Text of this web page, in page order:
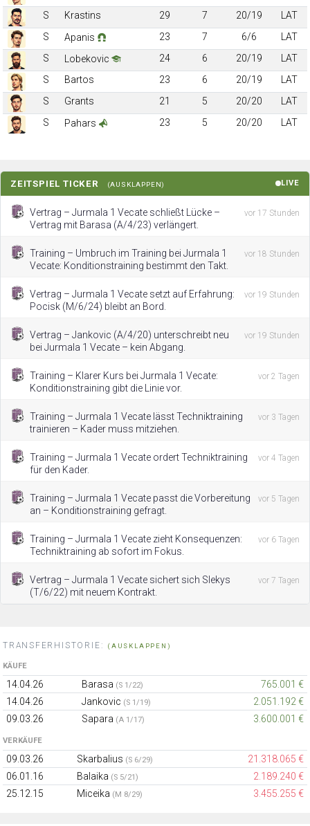
S
Krastins 29 7 20/19
LAT
S
Apanis 23 7 6/6
LAT
S
Lobekovic 24 6 20/19
LAT
S
Bartos 23 6 20/19
LAT
S
Grants 21 5 20/20
LAT
S
Pahars 23 5 20/20 LAT
ZEITSPIEL TICKER (AUSKLAPPEN) LIVE
Vertrag – Jurmala 1 Vecate schließt Lücke –
Vertrag mit Barasa (A/4/23) verlängert.
vor 17 Stunden
Training – Umbruch im Training bei Jurmala 1
Vecate: Konditionstraining bestimmt den Takt.
vor 18 Stunden
Vertrag – Jurmala 1 Vecate setzt auf Erfahrung:
Pocisk (M/6/24) bleibt an Bord.
vor 19 Stunden
Vertrag – Jankovic (A/4/20) unterschreibt neu
bei Jurmala 1 Vecate – kein Abgang.
vor 19 Stunden
Training – Klarer Kurs bei Jurmala 1 Vecate:
Konditionstraining gibt die Linie vor.
vor 2 Tagen
Training – Jurmala 1 Vecate lässt Techniktraining
trainieren – Kader muss mitziehen.
vor 3 Tagen
Training – Jurmala 1 Vecate ordert Techniktraining
für den Kader.
vor 4 Tagen
Training – Jurmala 1 Vecate passt die Vorbereitung
an – Konditionstraining gefragt.
vor 5 Tagen
Training – Jurmala 1 Vecate zieht Konsequenzen:
Techniktraining ab sofort im Fokus.
vor 6 Tagen
Vertrag – Jurmala 1 Vecate sichert sich Slekys
(T/6/22) mit neuem Kontrakt.
vor 7 Tagen
TRANSFERHISTORIE: (AUSKLAPPEN)
KÄUFE
14.04.26 Barasa (S 1/22)
765.001 €
14.04.26
Jankovic (S 1/19)
2.051.192 €
09.03.26
Sapara (A 1/17) 3.600.001 €
VERKÄUFE
09.03.26 Skarbalius (S 6/29)
21.318.065 €
06.01.16
Balaika (S 5/21)
2.189.240 €
25.12.15
Miceika (M 8/29) 3.455.255 €